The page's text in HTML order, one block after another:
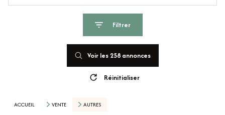
Filtrer
Voir les 258annonces
Réinitialiser
ACCUEIL VENTE AUTRES